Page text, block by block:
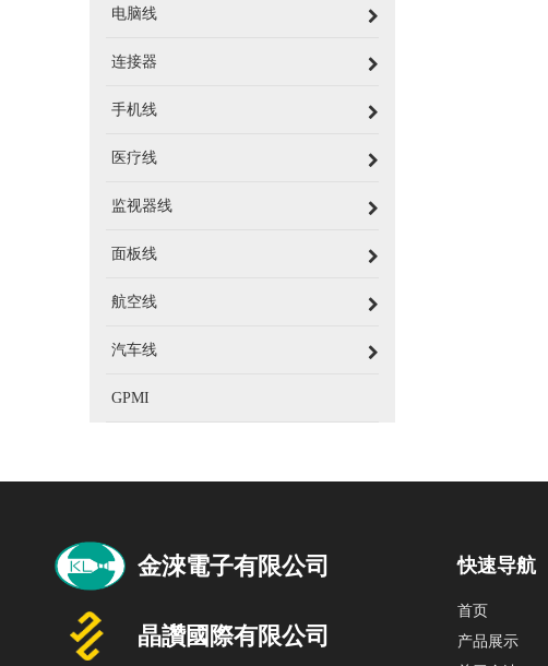
电脑线
连接器
手机线
医疗线
监视器线
面板线
航空线
汽车线
GPMI
快速导航
首页
产品展示